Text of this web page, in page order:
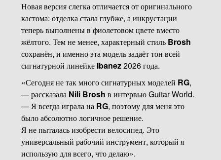
Новая версия слегка отличается от оригинального
кастома: отделка стала глубже, а инкрустации
теперь выполнены в фиолетовом цвете вместо
жёлтого. Тем не менее, характерный стиль Brosh
сохранён, и именно эта модель задаёт тон всей
сигнатурной линейке Ibanez2026 года.
«Сегодня не так много сигнатурных моделей RG,
— рассказала Nili Brosh в интервью Guitar World.
— Я всегда играла на RG, поэтому для меня это
было абсолютно логичное решение.
Я не пыталась изобрести велосипед. Это
универсальный рабочий инструмент, который я
использую для всего, что делаю».